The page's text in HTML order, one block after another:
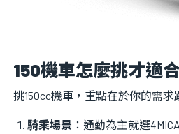
150機車怎麼挑才適
挑150cc機車，重點在於你的需求
騎乘場景 ：通勤為主就選